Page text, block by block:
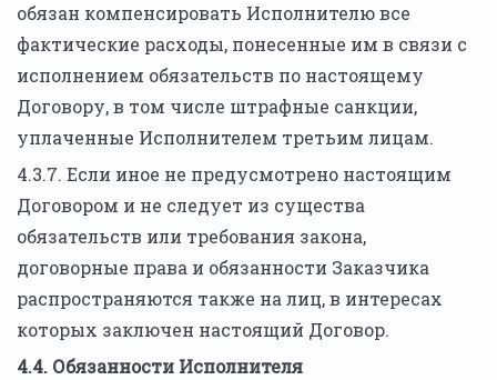
обязан компенсировать Исполнителю все
фактические расходы, понесенные им в связи с
исполнением обязательств по настоящему
Договору, в том числе штрафные санкции,
уплаченные Исполнителем третьим лицам.
4.3.7. Если иное не предусмотрено настоящим
Договором и не следует из существа
обязательств или требования закона,
договорные права и обязанности Заказчика
распространяются также на лиц, в интересах
которых заключен настоящий Договор.
4.4. Обязанности Исполнителя